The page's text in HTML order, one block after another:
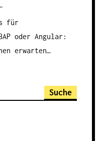
für
oder Angular:
erwarten…